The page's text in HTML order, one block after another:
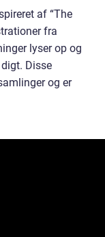
af “The
fra
lyser op og
Disse
og er